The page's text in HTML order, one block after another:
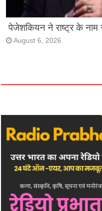
पेजेशकियन ने राष्ट्र के नाम
August 6, 2026